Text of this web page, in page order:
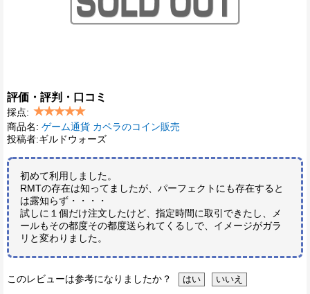
評価・評判・口コミ
採点:
商品名: ゲーム通貨 カペラのコイン販売
投稿者:ギルドウォーズ
初めて利用しました。
RMTの存在は知ってましたが、パーフェクトにも存在すると
は露知らず・・・・
試しに１個だけ注文したけど、指定時間に取引できたし、メ
ールもその都度その都度送られてくるしで、イメージがガラ
リと変わりました。
このレビューは参考になりましたか？